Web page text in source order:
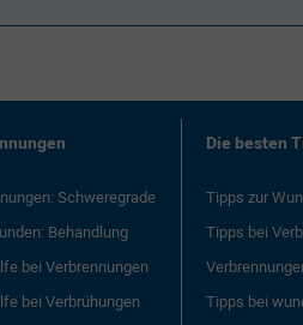
Schweregrade
Behandlung
bei Verbrennungen
bei Verbrühungen
Die besten
Tipps zur
Tipps bei
Tipps bei